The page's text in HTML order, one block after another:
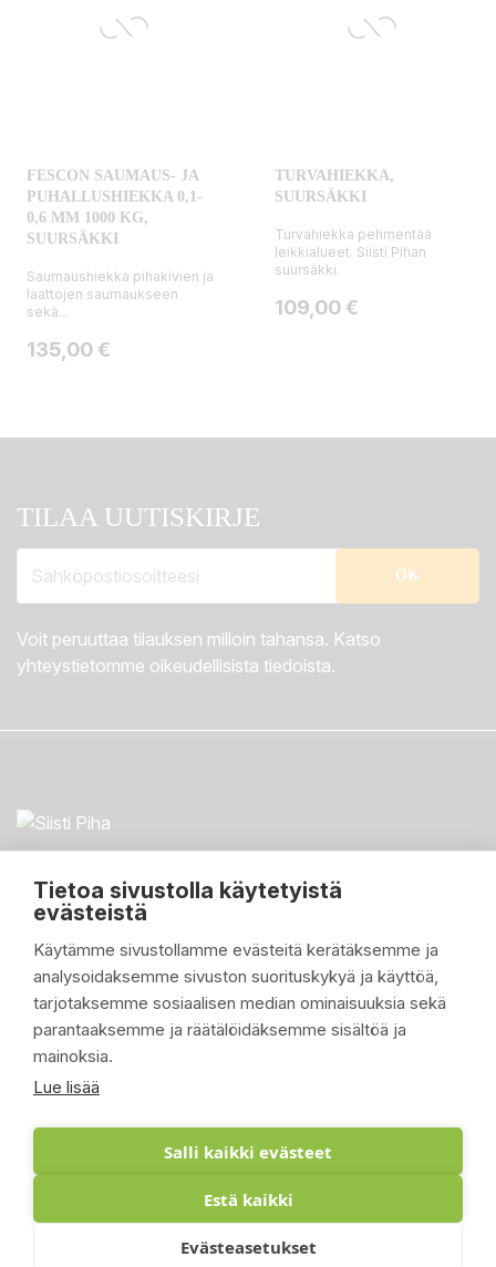
Tietoa sivustolla käytetyistä
evästeistä
Käytämme sivustollamme evästeitä kerätäksemme ja
analysoidaksemme sivuston suorituskykyä ja käyttöä,
tarjotaksemme sosiaalisen median ominaisuuksia sekä
parantaaksemme ja räätälöidäksemme sisältöä ja
mainoksia.
Lue lisää
Salli kaikki evästeet
Estä kaikki
Evästeasetukset
FESCON SAUMAUS- JA
PUHALLUSHIEKKA 0,1-
0,6 MM 1000 KG,
SUURSÄKKI
Saumaushiekka pihakivien ja
laattojen saumaukseen
sekä...
Hinta
135,00 €
TURVAHIEKKA,
SUURSÄKKI
Turvahiekka pehmentää
leikkialueet. Siisti Pihan
suursäkki.
Hinta
109,00 €
TILAA UUTISKIRJE
Voit peruuttaa tilauksen milloin tahansa. Katso
yhteystietomme oikeudellisista tiedoista.
PIKALINKIT
TUOTTEET
YRITYKSEMME

© 2026 - Suomen Siisti Piha Oy - Toteutus: